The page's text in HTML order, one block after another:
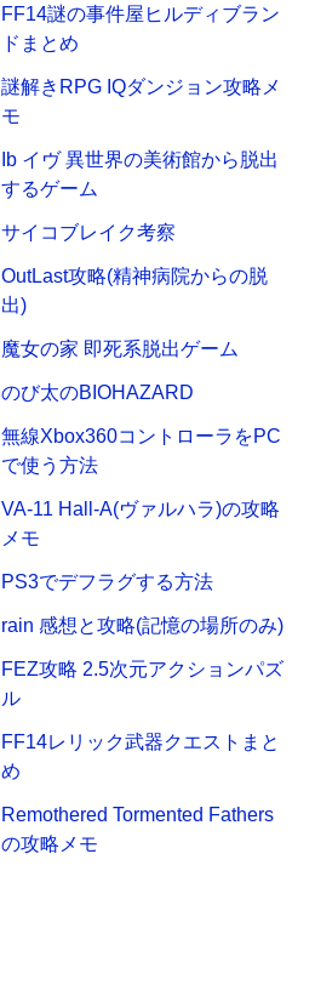
FF14謎の事件屋ヒルディブラン
ドまとめ
謎解きRPG IQダンジョン攻略メ
モ
Ib イヴ 異世界の美術館から脱出
するゲーム
サイコブレイク考察
OutLast攻略(精神病院からの脱
出)
魔女の家 即死系脱出ゲーム
のび太のBIOHAZARD
無線Xbox360コントローラをPC
で使う方法
VA-11 Hall-A(ヴァルハラ)の攻略
メモ
PS3でデフラグする方法
rain 感想と攻略(記憶の場所のみ)
FEZ攻略 2.5次元アクションパズ
ル
FF14レリック武器クエストまと
め
Remothered Tormented Fathers
の攻略メモ